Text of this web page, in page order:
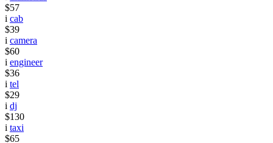
$57
i cab
$39
i camera
$60
i engineer
$36
i tel
$29
i dj
$130
i taxi
$65